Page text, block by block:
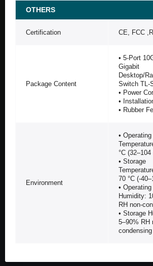
OTHERS
Certification CE, FCC
Package Content
• 5-Port
Gigabit
Desktop/
Switch TL-
• Power
•
• Rubber
Environment
• Operating
°C (32–104
• Storage
70 °C (-
• Operating
Humidity:
RH non-
• Storage
5–90% RH
condensing